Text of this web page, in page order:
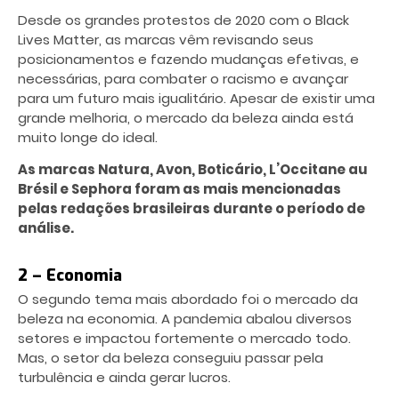
Desde os grandes protestos de 2020 com o Black
Lives Matter, as marcas vêm revisando seus
posicionamentos e fazendo mudanças efetivas, e
necessárias, para combater o racismo e avançar
para um futuro mais igualitário. Apesar de existir uma
grande melhoria, o mercado da beleza ainda está
muito longe do ideal.
As marcas Natura, Avon, Boticário, L’Occitane au
Brésil e Sephora foram as mais mencionadas
pelas redações brasileiras durante o período de
análise.
2 – Economia
O segundo tema mais abordado foi o mercado da
beleza na economia. A pandemia abalou diversos
setores e impactou fortemente o mercado todo.
Mas, o setor da beleza conseguiu passar pela
turbulência e ainda gerar lucros.